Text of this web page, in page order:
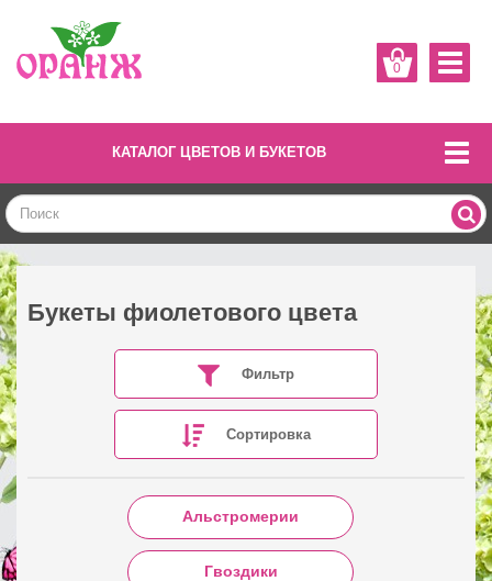
0
КАТАЛОГ ЦВЕТОВ И БУКЕТОВ
Букеты фиолетового цвета
Фильтр
Сортировка
Альстромерии
Гвоздики